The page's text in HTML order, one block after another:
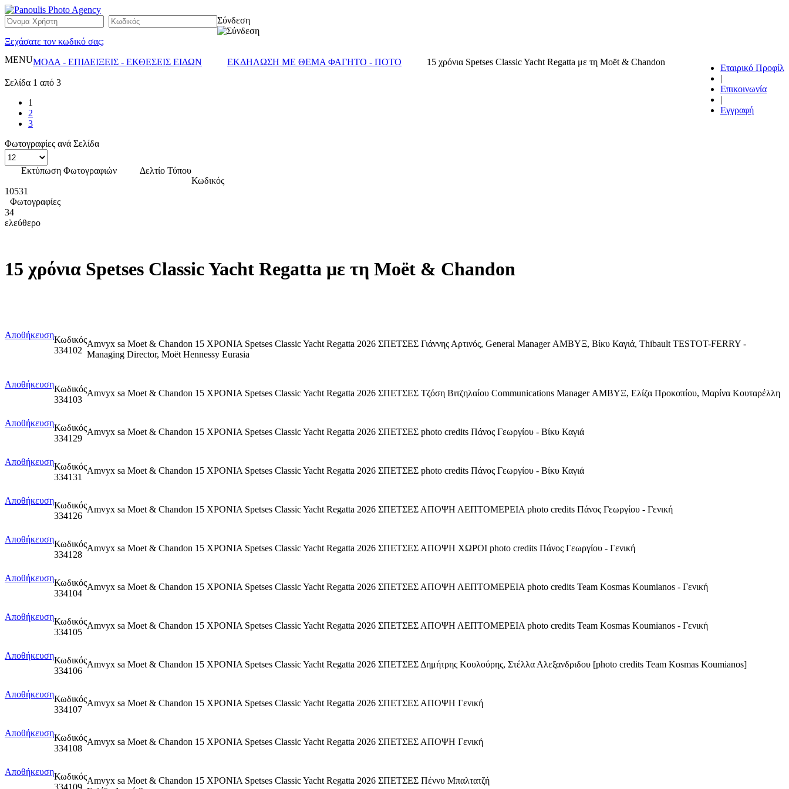
Σύνδεση
Ξεχάσατε τον κωδικό σας;
MENU
Εταιρικό Προφίλ
|
Επικοινωνία
|
Εγγραφή
ΜΟΔΑ - ΕΠΙΔΕΙΞΕΙΣ - ΕΚΘΕΣΕΙΣ ΕΙΔΩΝ ΕΚΔΗΛΩΣΗ ΜΕ ΘΕΜΑ ΦΑΓΗΤΟ - ΠΟΤΟ 15 χρόνια Spetses Classic Yacht Regatta με τη Moët & Chandon
Σελίδα 1 από 3
1
2
3
Φωτογραφίες ανά Σελίδα
Εκτύπωση Φωτογραφιών
Δελτίο Τύπου
Κωδικός
10531
Φωτογραφίες
34
ελεύθερο
15 χρόνια Spetses Classic Yacht Regatta με τη Moët & Chandon
ΑποθήκευσηΚωδικός
334102
Amvyx sa Moet & Chandon 15 ΧΡΟΝΙΑ Spetses Classic Yacht Regatta 2026 ΣΠΕΤΣΕΣ Γιάννης Αρτινός, General Manager ΑΜΒΥΞ, Βίκυ Καγιά, Thibault TESTOT-FERRY -
Managing Director, Moët Hennessy Eurasia
ΑποθήκευσηΚωδικός
334103
Amvyx sa Moet & Chandon 15 ΧΡΟΝΙΑ Spetses Classic Yacht Regatta 2026 ΣΠΕΤΣΕΣ Τζόση Βιτζηλαίου Communications Manager ΑΜΒΥΞ, Ελίζα Προκοπίου, Μαρίνα Κουταρέλλη
ΑποθήκευσηΚωδικός
334129
Amvyx sa Moet & Chandon 15 ΧΡΟΝΙΑ Spetses Classic Yacht Regatta 2026 ΣΠΕΤΣΕΣ photo credits Πάνος Γεωργίου - Βίκυ Καγιά
ΑποθήκευσηΚωδικός
334131
Amvyx sa Moet & Chandon 15 ΧΡΟΝΙΑ Spetses Classic Yacht Regatta 2026 ΣΠΕΤΣΕΣ photo credits Πάνος Γεωργίου - Βίκυ Καγιά
ΑποθήκευσηΚωδικός
334126
Amvyx sa Moet & Chandon 15 ΧΡΟΝΙΑ Spetses Classic Yacht Regatta 2026 ΣΠΕΤΣΕΣ ΑΠΟΨΗ ΛΕΠΤΟΜΕΡΕΙΑ photo credits Πάνος Γεωργίου - Γενική
ΑποθήκευσηΚωδικός
334128
Amvyx sa Moet & Chandon 15 ΧΡΟΝΙΑ Spetses Classic Yacht Regatta 2026 ΣΠΕΤΣΕΣ ΑΠΟΨΗ ΧΩΡΟΙ photo credits Πάνος Γεωργίου - Γενική
ΑποθήκευσηΚωδικός
334104
Amvyx sa Moet & Chandon 15 ΧΡΟΝΙΑ Spetses Classic Yacht Regatta 2026 ΣΠΕΤΣΕΣ ΑΠΟΨΗ ΛΕΠΤΟΜΕΡΕΙΑ photo credits Team Kosmas Koumianos - Γενική
ΑποθήκευσηΚωδικός
334105
Amvyx sa Moet & Chandon 15 ΧΡΟΝΙΑ Spetses Classic Yacht Regatta 2026 ΣΠΕΤΣΕΣ ΑΠΟΨΗ ΛΕΠΤΟΜΕΡΕΙΑ photo credits Team Kosmas Koumianos - Γενική
ΑποθήκευσηΚωδικός
334106
Amvyx sa Moet & Chandon 15 ΧΡΟΝΙΑ Spetses Classic Yacht Regatta 2026 ΣΠΕΤΣΕΣ Δημήτρης Κουλούρης, Στέλλα Αλεξανδριδου [photo credits Team Kosmas Koumianos]
ΑποθήκευσηΚωδικός
334107
Amvyx sa Moet & Chandon 15 ΧΡΟΝΙΑ Spetses Classic Yacht Regatta 2026 ΣΠΕΤΣΕΣ ΑΠΟΨΗ Γενική
ΑποθήκευσηΚωδικός
334108
Amvyx sa Moet & Chandon 15 ΧΡΟΝΙΑ Spetses Classic Yacht Regatta 2026 ΣΠΕΤΣΕΣ ΑΠΟΨΗ Γενική
ΑποθήκευσηΚωδικός
334109
Amvyx sa Moet & Chandon 15 ΧΡΟΝΙΑ Spetses Classic Yacht Regatta 2026 ΣΠΕΤΣΕΣ Πέννυ Μπαλτατζή